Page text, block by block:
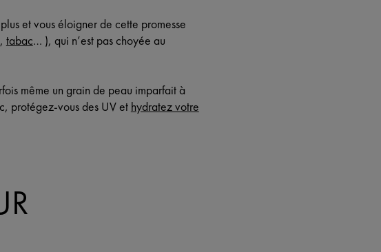
et vous éloigner de cette promesse
tabac… ), qui n’est pas choyée au
même un grain de peau imparfait à
protégez-vous des UV et hydratez votre